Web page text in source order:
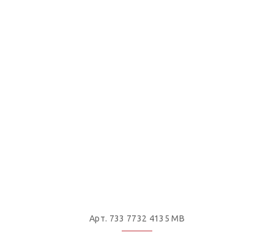
Арт. 733 7732 4135 MB